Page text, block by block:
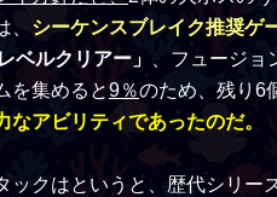
シーケンスブレイク推奨ゲ
ベルクリアー」 、フュージョ
を集めると9％のため、残り6
なアビリティであったのだ。
クはというと、歴代シリー